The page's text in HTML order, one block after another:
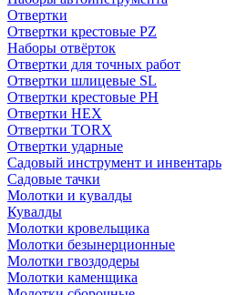
Отвертки
Отвертки крестовые PZ
Наборы отвёрток
Отвертки для точных работ
Отвертки шлицевые SL
Отвертки крестовые PH
Отвертки HEX
Отвертки TORX
Отвертки ударные
Садовый инструмент и инвентарь
Садовые тачки
Молотки и кувалды
Кувалды
Молотки кровельщика
Молотки безынерционные
Молотки гвоздодеры
Молотки каменщика